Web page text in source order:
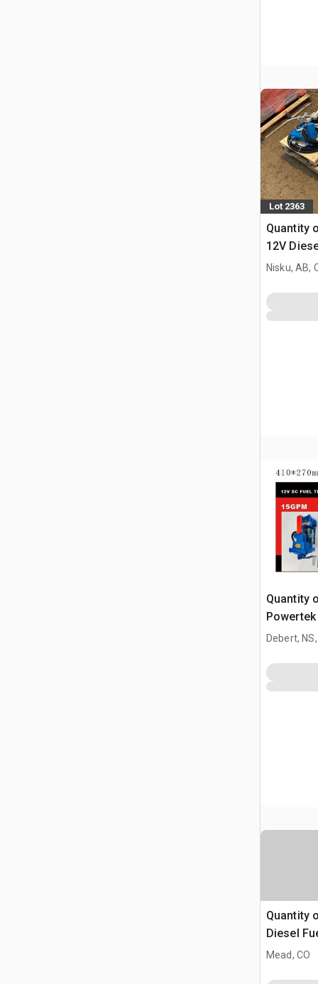
Lot 2363
Quantity
12V
Pump
Nisku, AB,
Quantity
Powertek
Pump
Debert,
Quantity
Diesel
Mead, CO